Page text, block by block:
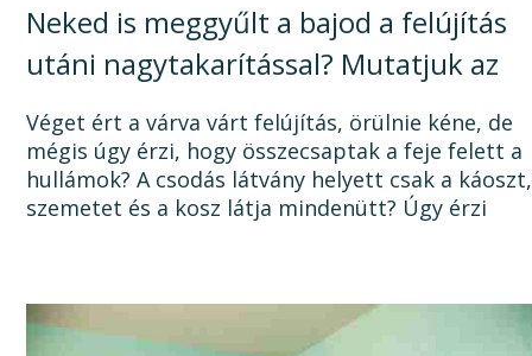
Neked is meggyűlt a bajod a felújítás
utáni nagytakarítással? Mutatjuk az
okát, és a megoldást!
Véget ért a várva várt felújítás, örülnie kéne, de
mégis úgy érzi, hogy összecsaptak a feje felett a
hullámok? A csodás látvány helyett csak a káoszt,
szemetet és a kosz látja mindenütt? Úgy érzi